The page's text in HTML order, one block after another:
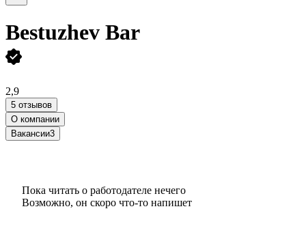
Bestuzhev Bar
2,9
5 отзывов
О компании
Вакансии3
Пока читать о работодателе нечего
Возможно, он скоро что‑то напишет